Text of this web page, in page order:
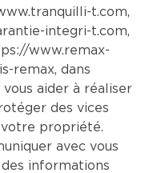
t.com,
integri-t.com,
www.remax-
remax, dans
vous aider à réaliser
des vices
votre propriété.
avec vous
informations